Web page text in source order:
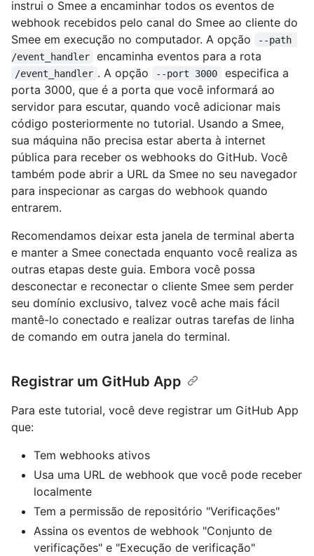
instrui o Smee a encaminhar todos os eventos de
webhook recebidos pelo canal do Smee ao cliente do
Smee em execução no computador. A opção
--path
/event_handler
encaminha eventos para a rota
/event_handler . A opção --port 3000
especifica a
porta 3000, que é a porta que você informará ao
servidor para escutar, quando você adicionar mais
código posteriormente no tutorial. Usando a Smee,
sua máquina não precisa estar aberta à internet
pública para receber os webhooks do GitHub. Você
também pode abrir a URL da Smee no seu navegador
para inspecionar as cargas do webhook quando
entrarem.
Recomendamos deixar esta janela de terminal aberta
e manter a Smee conectada enquanto você realiza as
outras etapas deste guia. Embora você possa
desconectar e reconectar o cliente Smee sem perder
seu domínio exclusivo, talvez você ache mais fácil
mantê-lo conectado e realizar outras tarefas de linha
de comando em outra janela do terminal.
Registrar um GitHub App
Para este tutorial, você deve registrar um GitHub App
que:
Tem webhooks ativos
Usa uma URL de webhook que você pode receber
localmente
Tem a permissão de repositório "Verificações"
Assina os eventos de webhook "Conjunto de
verificações" e "Execução de verificação"